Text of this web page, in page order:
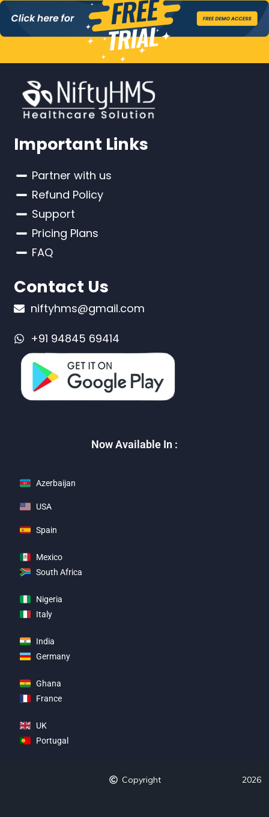
Important Links
Partner with us
Refund Policy
Support
Pricing Plans
FAQ
Contact Us
niftyhms@gmail.com
+91 94845 69414
Now Available In :
Azerbaijan
USA
Spain
Mexico
South Africa
Nigeria
Italy
India
Germany
Ghana
France
UK
Portugal
Copyright 2026